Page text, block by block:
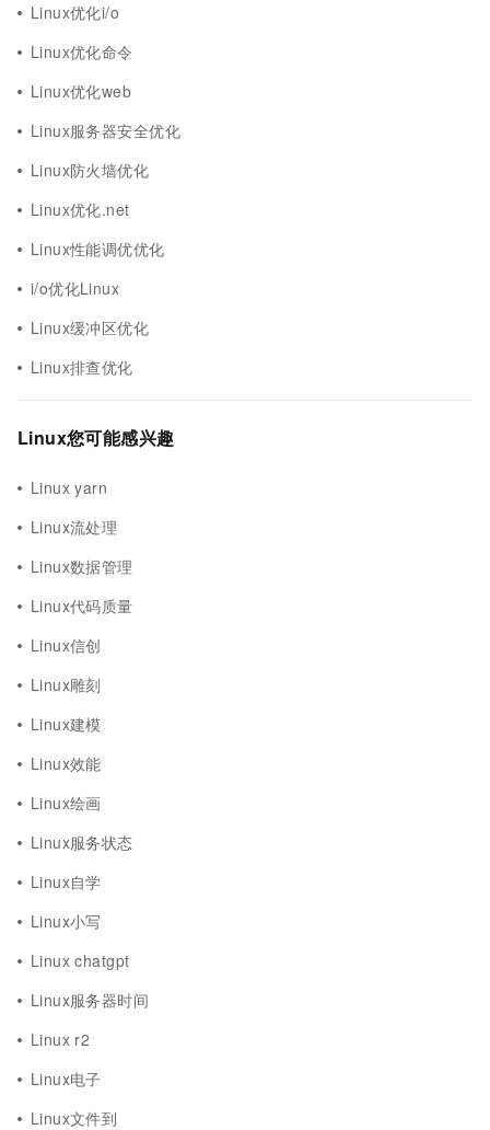
Linux优化i/o
Linux优化命令
Linux优化web
Linux服务器安全优化
Linux防火墙优化
Linux优化.net
Linux性能调优优化
i/o优化Linux
Linux缓冲区优化
Linux排查优化
Linux您可能感兴趣
Linux yarn
Linux流处理
Linux数据管理
Linux代码质量
Linux信创
Linux雕刻
Linux建模
Linux效能
Linux绘画
Linux服务状态
Linux自学
Linux小写
Linux chatgpt
Linux服务器时间
Linux r2
Linux电子
Linux文件到